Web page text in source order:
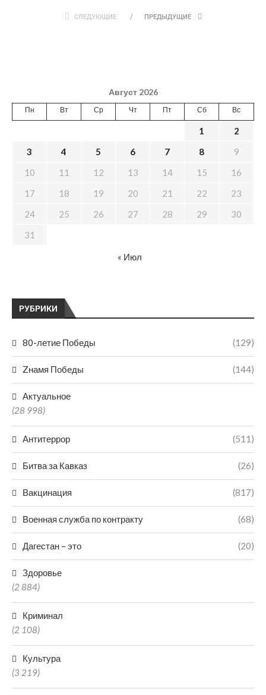
СЛЕДУЮЩИЕ ПРЕДЫДУЩИЕ
РУБРИКИ
80-летие Победы (129)
Zнамя Победы (144)
Актуальное
(28 998)
Антитеррор (511)
Битва за Кавказ (26)
Вакцинация (817)
Военная служба по контракту (68)
Дагестан – это (20)
Здоровье
(2 884)
Криминал
(2 108)
Культура
(3 219)
Август 2026
Пн Вт Ср Чт Пт Сб Вс
1
2
3
4 5 6 7 8
9
10
11 12 13 14 15
16
17
18 19 20 21 22
23
24
25 26 27 28 29
30
31
« Июл